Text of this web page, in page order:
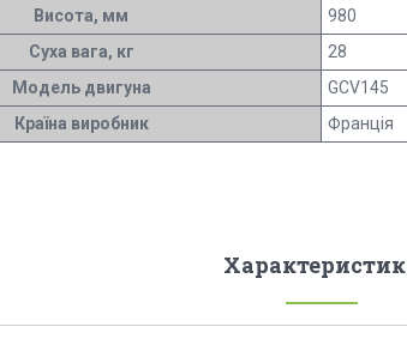
Висота, мм
980
Суха вага, кг
28
Модель двигуна
GСV145
Країна виробник
Франція